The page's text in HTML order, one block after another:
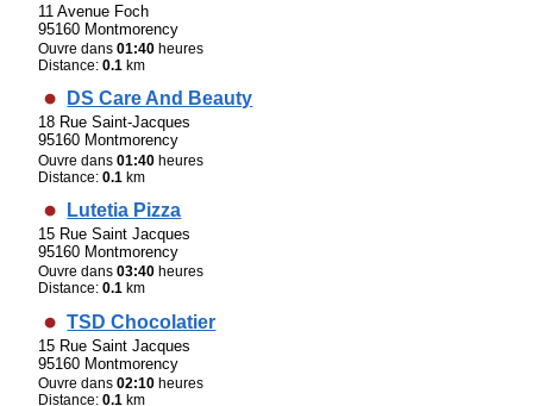
11 Avenue Foch
95160 Montmorency
Ouvre dans01:40 heures
Distance:0.1 km
DS Care And Beauty
18 Rue Saint-Jacques
95160 Montmorency
Ouvre dans01:40 heures
Distance:0.1 km
Lutetia Pizza
15 Rue Saint Jacques
95160 Montmorency
Ouvre dans03:40 heures
Distance:0.1 km
TSD Chocolatier
15 Rue Saint Jacques
95160 Montmorency
Ouvre dans02:10 heures
Distance:0.1 km